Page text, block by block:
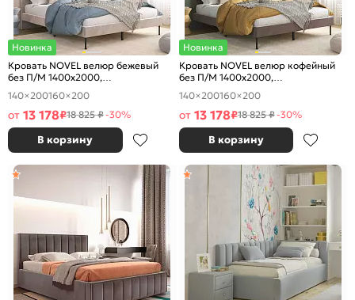
Новинка
Кровать NOVEL велюр бежевый
без П/М 1400x2000,
ортопедическое основание,
изголовье мягкое
140×200160×200
от 13 178₽18 825 ₽-30%
В корзину
Новинка
Кровать NOVEL велюр кофейный
без П/М 1400x2000,
ортопедическое основание,
изголовье мягкое
140×200160×200
от 13 178₽18 825 ₽-30%
В корзину